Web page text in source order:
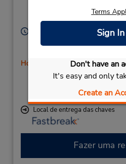
Terms
Sign In
Don't have an
It's easy and only
Create an
92008,
United States
Horário de funcionamento:
Sun 9:00 AM - 9:00 PM;
Horário de feriado
Caso esteja vindo de avião, o
estacionamento.
Local de entrega das chaves
Fazer uma